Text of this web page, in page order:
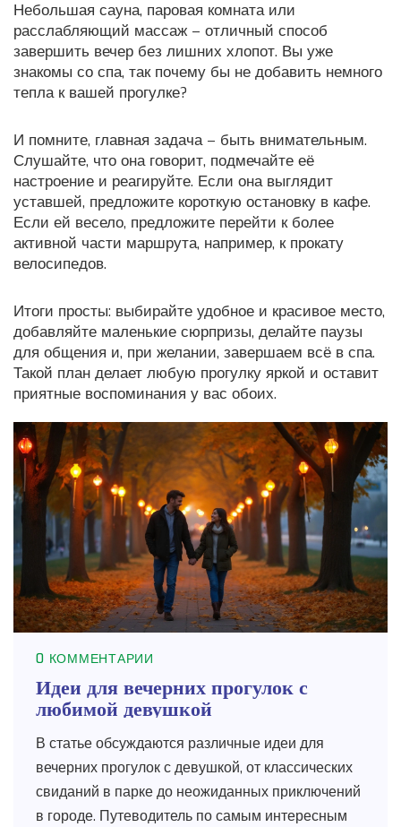
Небольшая сауна, паровая комната или
расслабляющий массаж – отличный способ
завершить вечер без лишних хлопот. Вы уже
знакомы со спа, так почему бы не добавить немного
тепла к вашей прогулке?
И помните, главная задача – быть внимательным.
Слушайте, что она говорит, подмечайте её
настроение и реагируйте. Если она выглядит
уставшей, предложите короткую остановку в кафе.
Если ей весело, предложите перейти к более
активной части маршрута, например, к прокату
велосипедов.
Итоги просты: выбирайте удобное и красивое место,
добавляйте маленькие сюрпризы, делайте паузы
для общения и, при желании, завершаем всё в спа.
Такой план делает любую прогулку яркой и оставит
приятные воспоминания у вас обоих.
0 КОММЕНТАРИИ
Идеи для вечерних прогулок с
любимой девушкой
В статье обсуждаются различные идеи для
вечерних прогулок с девушкой, от классических
свиданий в парке до неожиданных приключений
в городе. Путеводитель по самым интересным